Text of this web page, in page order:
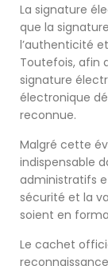
La signature
que la
l’authenticité
Toutefois, afin
signature
électronique
reconnue.
Malgré cette
indispensable
administratifs
sécurité et la
soient en
Le cachet